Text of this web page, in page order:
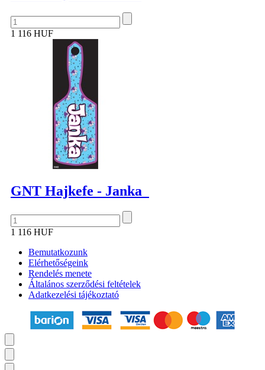
1 116 HUF
GNT Hajkefe - Janka
1 116 HUF
Bemutatkozunk
Elérhetőségeink
Rendelés menete
Általános szerződési feltételek
Adatkezelési tájékoztató